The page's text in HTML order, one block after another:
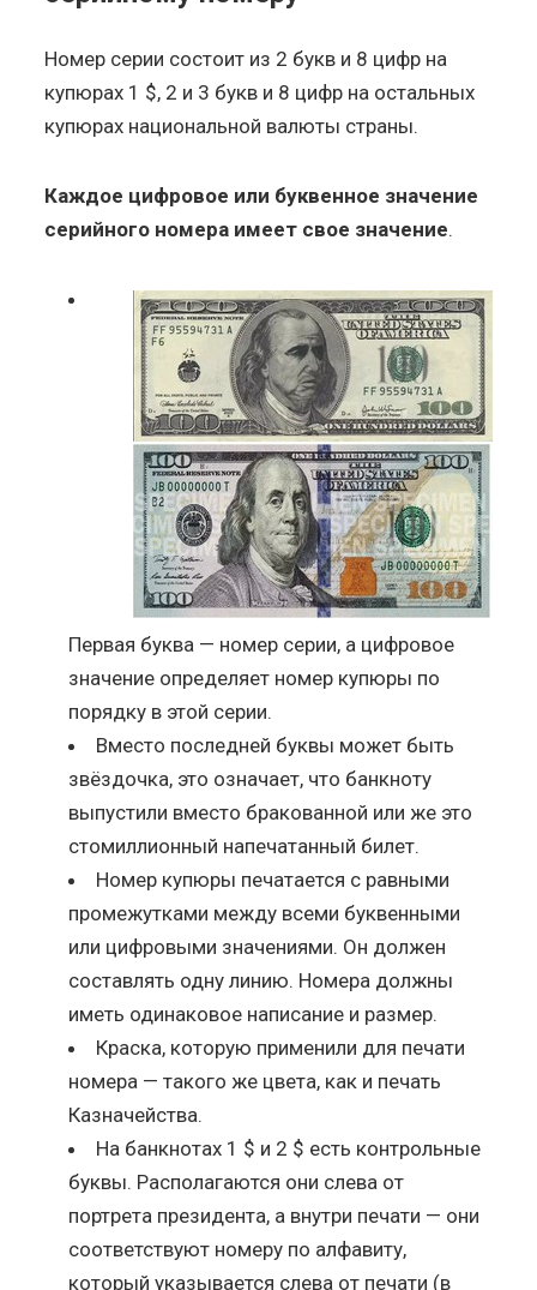
Номер серии состоит из 2 букв и 8 цифр на
купюрах 1 $, 2 и 3 букв и 8 цифр на остальных
купюрах национальной валюты страны.
Каждое цифровое или буквенное значение
серийного номера имеет свое значение.
Первая буква — номер серии, а цифровое
значение определяет номер купюры по
порядку в этой серии.
Вместо последней буквы может быть
звёздочка, это означает, что банкноту
выпустили вместо бракованной или же это
стомиллионный напечатанный билет.
Номер купюры печатается с равными
промежутками между всеми буквенными
или цифровыми значениями. Он должен
составлять одну линию. Номера должны
иметь одинаковое написание и размер.
Краска, которую применили для печати
номера — такого же цвета, как и печать
Казначейства.
На банкнотах 1 $ и 2 $ есть контрольные
буквы. Располагаются они слева от
портрета президента, а внутри печати — они
соответствуют номеру по алфавиту,
который указывается слева от печати (в